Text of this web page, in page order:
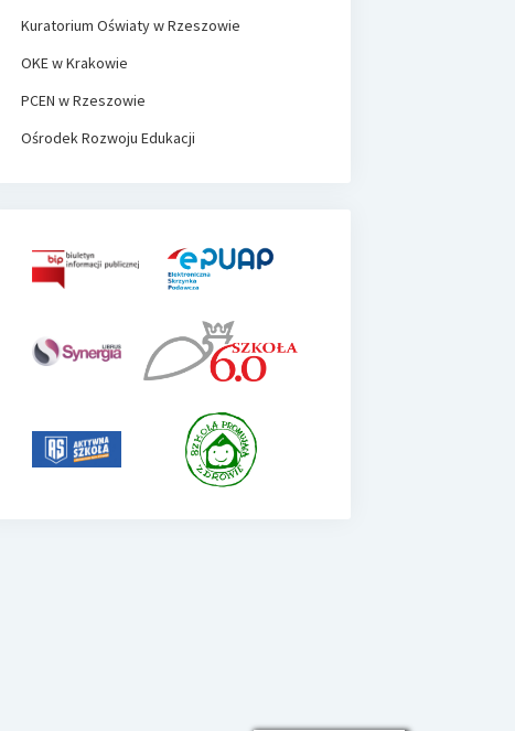
Kuratorium Oświaty w Rzeszowie
OKE w Krakowie
PCEN w Rzeszowie
Ośrodek Rozwoju Edukacji